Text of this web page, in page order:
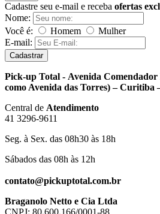
Cadastre seu e-mail e receba ofertas
Nome:
Você é:
Homem
Mulher
E-mail:
Cadastrar
Pick-up Total - Avenida Comendador
como Avenida das Torres) – Curitiba
Central de Atendimento
41 3296-9611
Seg. à Sex. das 08h30 às 18h
Sábados das 08h às 12h
contato@pickuptotal.com.br
Braganolo Netto e Cia Ltda
CNPJ: 80.600.166/0001-88